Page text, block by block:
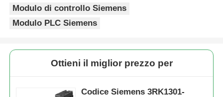
Modulo di controllo Siemens
Modulo PLC Siemens
Ottieni il miglior prezzo per
Codice Siemens 3RK1301-